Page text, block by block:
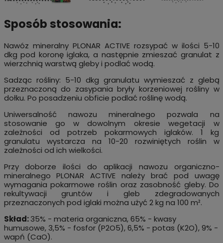
Sposób stosowania:
Nawóz mineralny PLONAR ACTIVE rozsypać w ilości 5-10
dkg pod koronę iglaka, a następnie zmieszać granulat z
wierzchnią warstwą gleby i podlać wodą.
Sadząc rośliny: 5-10 dkg granulatu wymieszać z glebą
przeznaczoną do zasypania bryły korzeniowej rośliny w
dołku. Po posadzeniu obficie podlać roślinę wodą.
Uniwersalność nawozu mineralnego pozwala na
stosowanie go w dowolnym okresie wegetacji w
zależności od potrzeb pokarmowych iglaków. 1 kg
granulatu wystarcza na 10-20 rozwiniętych roślin w
zależności od ich wielkości.
Przy doborze ilości do aplikacji nawozu organiczno-
mineralnego PLONAR ACTIVE należy brać pod uwagę
wymagania pokarmowe roślin oraz zasobność gleby. Do
rekultywacji gruntów i gleb zdegradowanych
przeznaczonych pod iglaki można użyć 2 kg na 100 m².
Skład:35% - materia organiczna, 65% - kwasy
humusowe, 3,5% - fosfor (P2O5), 6,5% - potas (K2O), 9% -
wapń (CaO).